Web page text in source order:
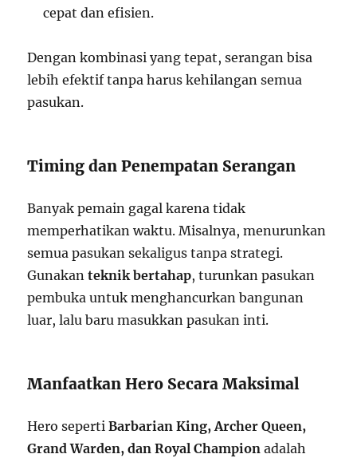
cepat dan efisien.
Dengan kombinasi yang tepat, serangan bisa
lebih efektif tanpa harus kehilangan semua
pasukan.
Timing dan Penempatan Serangan
Banyak pemain gagal karena tidak
memperhatikan waktu. Misalnya, menurunkan
semua pasukan sekaligus tanpa strategi.
Gunakanteknik bertahap, turunkan pasukan
pembuka untuk menghancurkan bangunan
luar, lalu baru masukkan pasukan inti.
Manfaatkan Hero Secara Maksimal
Hero sepertiBarbarian King, Archer Queen,
Grand Warden, dan Royal Champion adalah